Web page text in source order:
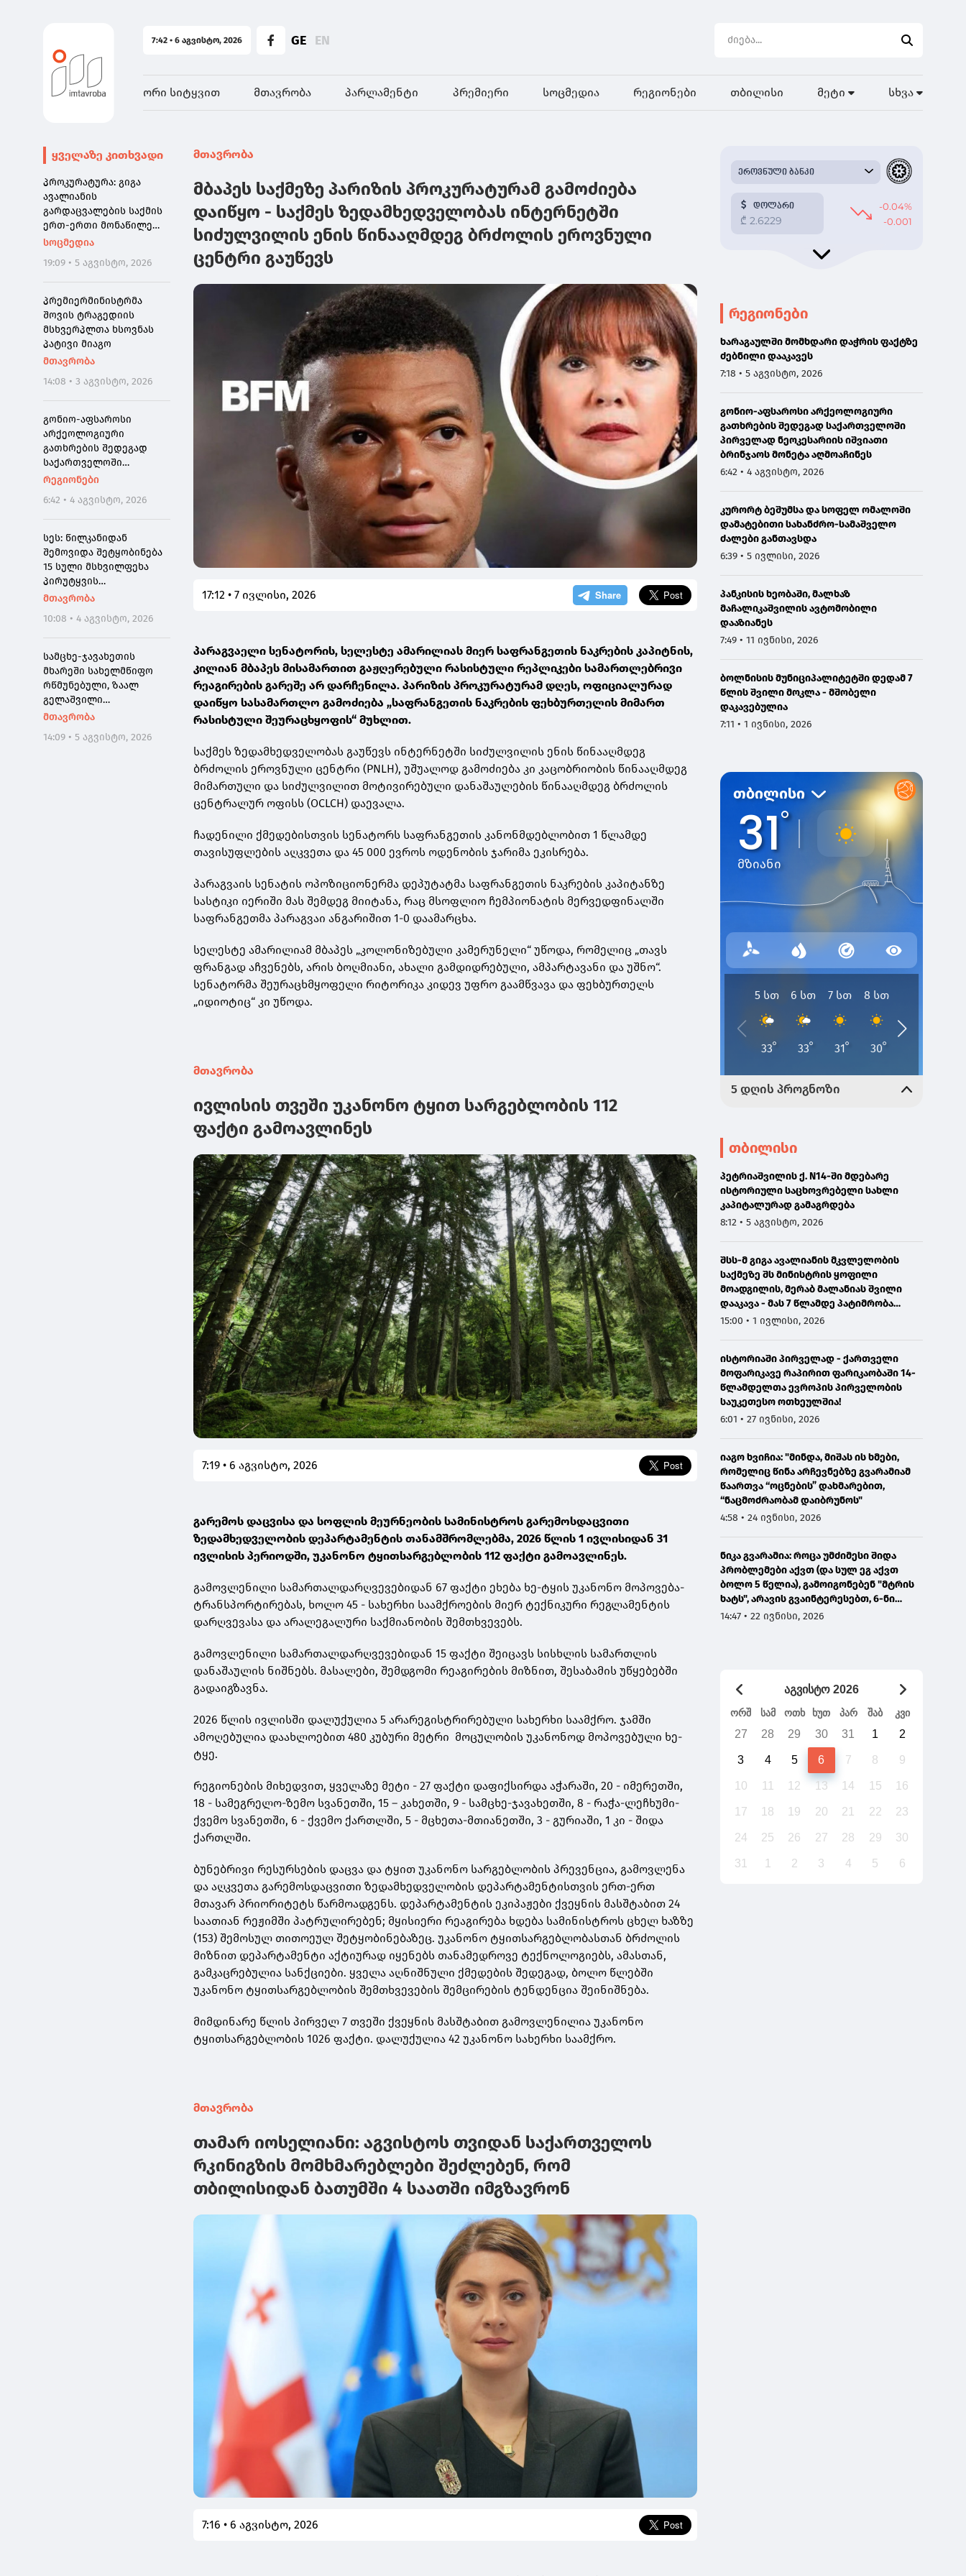
7:42 • 6 აგვისტო, 2026 GE EN
ორი სიტყვით მთავრობა პარლამენტი პრემიერი სოცმედია რეგიონები თბილისი მეტი სხვა
ყველაზე კითხვადი
პროკურატურა: გიგა
ავალიანის
გარდაცვალების საქმის
ერთ-ერთი მონაწილე
ნია იმნაძე დაკავებულია
სოცმედია
19:09 • 5 აგვისტო, 2026
პრემიერმინისტრმა
შოვის ტრაგედიის
მსხვერპლთა ხსოვნას
პატივი მიაგო
მთავრობა
14:08 • 3 აგვისტო, 2026
გონიო-აფსაროსი
არქეოლოგიური
გათხრების შედეგად
საქართველოში
პირველად ნეოკესარიის
მონეტა აღმოაჩინეს
რეგიონები
6:42 • 4 აგვისტო, 2026
სეს: წილკანიდან
შემოვიდა შეტყობინება
15 სული მსხვილფეხა
პირუტყვის
ინტოქსიკაციის შესახებ -
ჯანმრთელობისთვის
საშიში ხორცის
რეალიზაციის
მცდელობა აღიკვეთა
მთავრობა
10:08 • 4 აგვისტო, 2026
სამცხე-ჯავახეთის
მხარეში სახელმწიფო
რწმუნებული, ზაალ
გელაშვილი
გარდაიცვალა
მთავრობა
14:09 • 5 აგვისტო, 2026
მთავრობა
მბაპეს საქმეზე პარიზის პროკურატურამ გამოძიება
დაიწყო - საქმეს ზედამხედველობას ინტერნეტში
სიძულვილის ენის წინააღმდეგ ბრძოლის ეროვნული
ცენტრი გაუწევს
17:12 • 7 ივლისი, 2026
პარაგვაელი სენატორის, სელესტე ამარილიას მიერ საფრანგეთის ნაკრების კაპიტნის,
კილიან მბაპეს მისამართით გაჟღერებული რასისტული რეპლიკები სამართლებრივი
რეაგირების გარეშე არ დარჩენილა. პარიზის პროკურატურამ დღეს, ოფიციალურად
დაიწყო სასამართლო გამოძიება „საფრანგეთის ნაკრების ფეხბურთელის მიმართ
რასისტული შეურაცხყოფის“ მუხლით.
საქმეს ზედამხედველობას გაუწევს ინტერნეტში სიძულვილის ენის წინააღმდეგ
ბრძოლის ეროვნული ცენტრი (PNLH), უშუალოდ გამოძიება კი კაცობრიობის წინააღმდეგ
მიმართული და სიძულვილით მოტივირებული დანაშაულების წინააღმდეგ ბრძოლის
ცენტრალურ ოფისს (OCLCH) დაევალა.
ჩადენილი ქმედებისთვის სენატორს საფრანგეთის კანონმდებლობით 1 წლამდე
თავისუფლების აღკვეთა და 45 000 ევროს ოდენობის ჯარიმა ეკისრება.
პარაგვაის სენატის ოპოზიციონერმა დეპუტატმა საფრანგეთის ნაკრების კაპიტანზე
სასტიკი იერიში მას შემდეგ მიიტანა, რაც მსოფლიო ჩემპიონატის მერვედფინალში
საფრანგეთმა პარაგვაი ანგარიშით 1-0 დაამარცხა.
სელესტე ამარილიამ მბაპეს „კოლონიზებული კამერუნელი“ უწოდა, რომელიც „თავს
ფრანგად აჩვენებს, არის ბოღმიანი, ახალი გამდიდრებული, ამპარტავანი და უშნო“.
სენატორმა შეურაცხმყოფელი რიტორიკა კიდევ უფრო გაამწვავა და ფეხბურთელს
„იდიოტიც“ კი უწოდა.
მთავრობა
ივლისის თვეში უკანონო ტყით სარგებლობის 112
ფაქტი გამოავლინეს
7:19 • 6 აგვისტო, 2026
გარემოს დაცვისა და სოფლის მეურნეობის სამინისტროს გარემოსდაცვითი
ზედამხედველობის დეპარტამენტის თანამშრომლებმა, 2026 წლის 1 ივლისიდან 31
ივლისის პერიოდში, უკანონო ტყითსარგებლობის 112 ფაქტი გამოავლინეს.
გამოვლენილი სამართალდარღვევებიდან 67 ფაქტი ეხება ხე-ტყის უკანონო მოპოვება-
ტრანსპორტირებას, ხოლო 45 - სახერხი საამქროების მიერ ტექნიკური რეგლამენტის
დარღვევასა და არალეგალური საქმიანობის შემთხვევებს.
გამოვლენილი სამართალდარღვევებიდან 15 ფაქტი შეიცავს სისხლის სამართლის
დანაშაულის ნიშნებს. მასალები, შემდგომი რეაგირების მიზნით, შესაბამის უწყებებში
გადაიგზავნა.
2026 წლის ივლისში დალუქულია 5 არარეგისტრირებული სახერხი საამქრო. ჯამში
ამოღებულია დაახლოებით 480 კუბური მეტრი მოცულობის უკანონოდ მოპოვებული ხე-
ტყე.
რეგიონების მიხედვით, ყველაზე მეტი - 27 ფაქტი დაფიქსირდა აჭარაში, 20 - იმერეთში,
18 - სამეგრელო-ზემო სვანეთში, 15 – კახეთში, 9 - სამცხე-ჯავახეთში, 8 - რაჭა-ლეჩხუმი-
ქვემო სვანეთში, 6 - ქვემო ქართლში, 5 - მცხეთა-მთიანეთში, 3 - გურიაში, 1 კი - შიდა
ქართლში.
ბუნებრივი რესურსების დაცვა და ტყით უკანონო სარგებლობის პრევენცია, გამოვლენა
და აღკვეთა გარემოსდაცვითი ზედამხედველობის დეპარტამენტისთვის ერთ-ერთ
მთავარ პრიორიტეტს წარმოადგენს. დეპარტამენტის ეკიპაჟები ქვეყნის მასშტაბით 24
საათიან რეჟიმში პატრულირებენ; მყისიერი რეაგირება ხდება სამინისტროს ცხელ ხაზზე
(153) შემოსულ თითოეულ შეტყობინებაზეც. უკანონო ტყითსარგებლობასთან ბრძოლის
მიზნით დეპარტამენტი აქტიურად იყენებს თანამედროვე ტექნოლოგიებს, ამასთან,
გამკაცრებულია სანქციები. ყველა აღნიშნული ქმედების შედეგად, ბოლო წლებში
უკანონო ტყითსარგებლობის შემთხვევების შემცირების ტენდენცია შეინიშნება.
მიმდინარე წლის პირველ 7 თვეში ქვეყნის მასშტაბით გამოვლენილია უკანონო
ტყითსარგებლობის 1026 ფაქტი. დალუქულია 42 უკანონო სახერხი საამქრო.
მთავრობა
თამარ იოსელიანი: აგვისტოს თვიდან საქართველოს
რკინიგზის მომხმარებლები შეძლებენ, რომ
თბილისიდან ბათუმში 4 საათში იმგზავრონ
7:16 • 6 აგვისტო, 2026
რეგიონები
ხარაგაულში მომხდარი დაჭრის ფაქტზე
ძებნილი დააკავეს
7:18 • 5 აგვისტო, 2026
გონიო-აფსაროსი არქეოლოგიური
გათხრების შედეგად საქართველოში
პირველად ნეოკესარიის იშვიათი
ბრინჯაოს მონეტა აღმოაჩინეს
6:42 • 4 აგვისტო, 2026
კურორტ ბეშუმსა და სოფელ ომალოში
დამატებითი სახანძრო-სამაშველო
ძალები განთავსდა
6:39 • 5 ივლისი, 2026
პანკისის ხეობაში, მალხაზ
მაჩალიკაშვილის ავტომობილი
დააზიანეს
7:49 • 11 ივნისი, 2026
ბოლნისის მუნიციპალიტეტში დედამ 7
წლის შვილი მოკლა - მშობელი
დაკავებულია
7:11 • 1 ივნისი, 2026
თბილისი
პეტრიაშვილის ქ. N14-ში მდებარე
ისტორიული საცხოვრებელი სახლი
კაპიტალურად გამაგრდება
8:12 • 5 აგვისტო, 2026
შსს-მ გიგა ავალიანის მკვლელობის
საქმეზე შს მინისტრის ყოფილი
მოადგილის, მერაბ მალანიას შვილი
დააკავა - მას 7 წლამდე პატიმრობა
ემუქრება
15:00 • 1 ივლისი, 2026
ისტორიაში პირველად - ქართველი
მოფარიკავე რაპირით ფარიკაობაში 14-
წლამდელთა ევროპის პირველობის
საუკეთესო ოთხეულშია!
6:01 • 27 ივნისი, 2026
იაგო ხვიჩია: "მინდა, მიშას ის ხმები,
რომელიც წინა არჩევნებზე გვარამიამ
წაართვა “ოცნების” დახმარებით,
“ნაცმოძრაობამ დაიბრუნოს"
4:58 • 24 ივნისი, 2026
ნიკა გვარამია: როცა უმძიმესი შიდა
პრობლემები აქვთ (და სულ ეგ აქვთ
ბოლო 5 წელია), გამოიგონებენ "მტრის
ხატს", არავის გვაინტერესებთ, 6-ნი
ხართ და 7 დაჯგუფება გაქვთ -
14:47 • 22 ივნისი, 2026
აგვისტო 2026
ორშ სამ ოთხ ხუთ პარ შაბ კვი
27 28 29 30 31 1 2
3 4 5 6 7 8 9
10 11 12 13 14 15 16
17 18 19 20 21 22 23
24 25 26 27 28 29 30
31 1 2 3 4 5 6